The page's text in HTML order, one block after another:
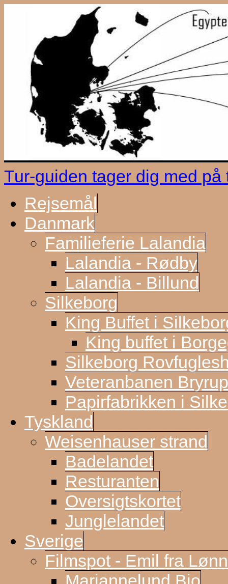
Tur-guiden tager dig med
Rejsemål
Danmark
Familieferie Lalandia
Lalandia - Rødby
Lalandia - Billund
Silkeborg
King Buffet i
King buffet i
Silkeborg
Veteranbanen
Papirfabrikken i
Tyskland
Weisenhauser strand
Badelandet
Resturanten
Oversigtskortet
Junglelandet
Sverige
Filmspot - Emil fra